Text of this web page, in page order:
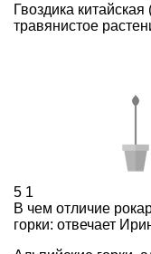
Гвоздика
травянистое
5 1
В чем отличие
горки: отвечает